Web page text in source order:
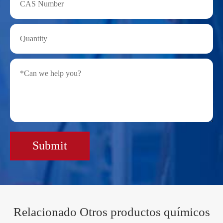
Submit
Relacionado Otros productos químicos